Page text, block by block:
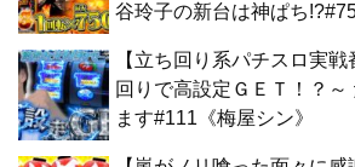
谷玲子の新台は神ぱち
【立ち回り系パチスロ実
回りで高設定ＧＥＴ！？～
ます#111《梅屋シン》